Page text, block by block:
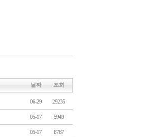
날짜 조회
06-29 29235
05-17 5949
05-17 6767